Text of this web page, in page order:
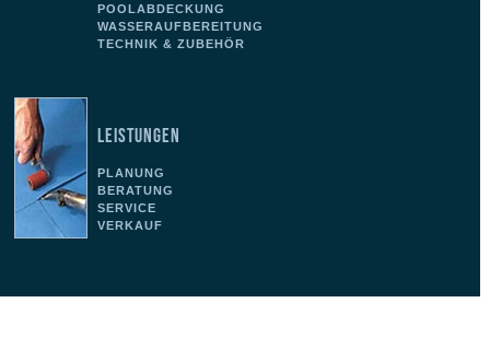
POOLABDECKUNG
WASSERAUFBEREITUNG
TECHNIK & ZUBEHÖR
LEISTUNGEN
PLANUNG
BERATUNG
SERVICE
VERKAUF